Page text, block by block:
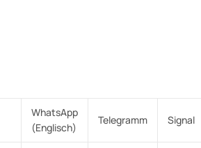
WhatsApp
(Englisch)
Telegramm Signal